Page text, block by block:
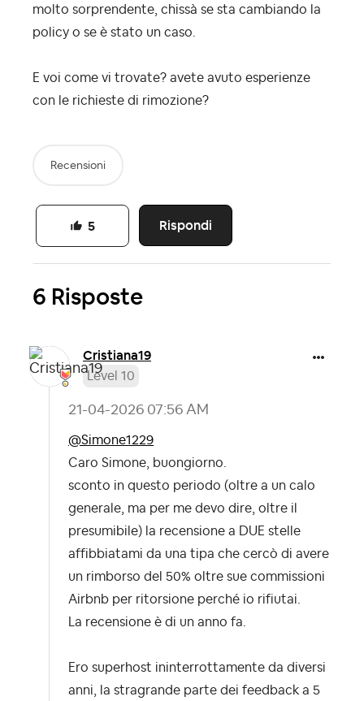
molto sorprendente, chissà se sta cambiando la
policy o se è stato un caso.
E voi come vi trovate? avete avuto esperienze
con le richieste di rimozione?
Recensioni
Rispondi
5
6 Risposte
Cristiana19
Level 10
‎21-04-2026 07:56 AM
@Simone1229
Caro Simone, buongiorno.
sconto in questo periodo (oltre a un calo
generale, ma per me devo dire, oltre il
presumibile) la recensione a DUE stelle
affibbiatami da una tipa che cercò di avere
un rimborso del 50% oltre sue commissioni
Airbnb per ritorsione perché io rifiutai.
La recensione è di un anno fa.
Ero superhost ininterrottamente da diversi
anni, la stragrande parte dei feedback a 5